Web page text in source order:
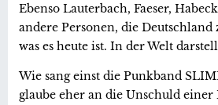
Ebenso Lauterbach, Faeser,
andere Personen, die Deutschland
was es heute ist. In der Welt
Wie sang einst die Punkband
glaube eher an die Unschuld einer